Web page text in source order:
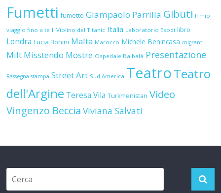
Fumetti fumetto Giampaolo Parrilla Gibuti Il mio
viaggio fino a te Il Violino del Titanic Italia Laboratorio Esodi libro
Londra Lucia Bonini Malta Marocco Michele Benincasa migranti
Milt Misstendo Mostre Ospedale Balbalà Presentazione
Rassegna stampa Street Art Sud America TeatroTeatro
dell'Argine Teresa Vila Turkmenistan Video
Vingenzo Beccia Viviana Salvati